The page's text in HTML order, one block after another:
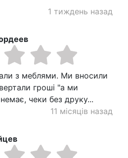
1 тиждень назад
з меблями. Ми вносили
гроші "а ми
чеки без друку...
11 місяців назад